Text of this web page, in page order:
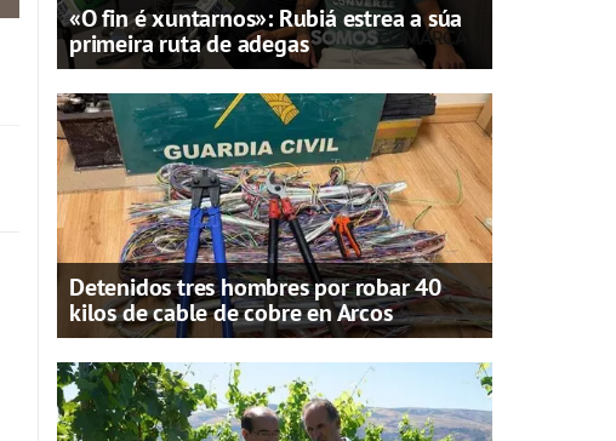
«O fin é xuntarnos»: Rubiá estrea a súa
primeira ruta de adegas
Detenidos tres hombres por robar 40
kilos de cable de cobre en Arcos